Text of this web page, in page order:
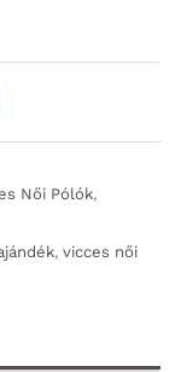
Női Pólók,
,vicces női